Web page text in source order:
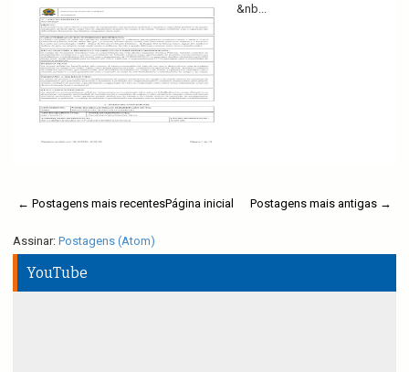
&nb...
← Postagens mais recentes Postagens mais antigas →
Página inicial
Assinar: Postagens (Atom)
YouTube